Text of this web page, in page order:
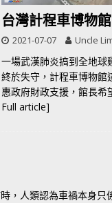
台灣計程車博物館
2021-07-07 Uncle
一場武漢肺炎搞到全地球
終於失守，計程車博物館
惠政府財政支援，館長希
Full article]
，人類認為車禍本身只